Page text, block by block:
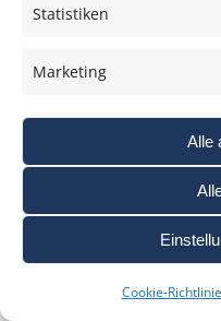
Statistiken
Marketing
Alle
Cookie-Richtlinie
Aktuell seit über 50
Audio für Video und